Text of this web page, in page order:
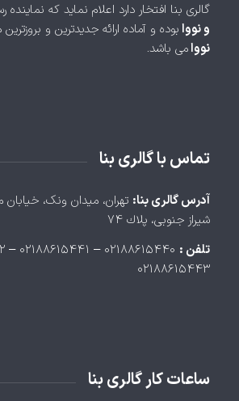
گالری بنا افتخار دارد اعلام نماید که
و نووابوده و آماده ارائه جدیدترین و
نووامی باشد.
تماس با گالری بنا
آدرس گالری بنا: تهران، ميدان ونک، خيابان
شيراز جنوبی، پلاك ۷۴
تلفن :
۰۲۱۸۸۶۱۵۴۴۳
ساعات کار گالری بنا